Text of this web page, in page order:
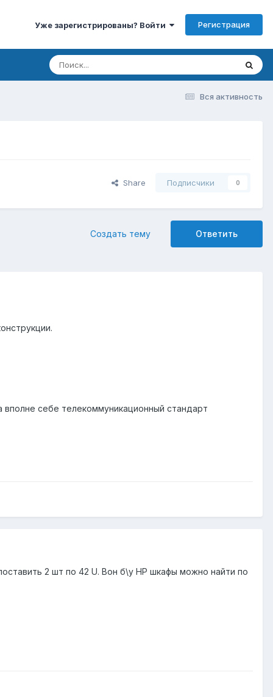
Уже зарегистрированы? Войти Регистрация
Вся активность
Share Подписчики 0
Ответить
Создать тему
себе телекоммуникационный стандарт
2 шт по 42 U. Вон б\у HP шкафы можно найти по